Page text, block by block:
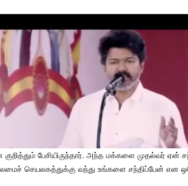
பேசியிருந்தார். அந்த மக்களை முதல்வர் ஏன்
செயலகத்துக்கு வந்து உங்களை சந்திப்பேன் என